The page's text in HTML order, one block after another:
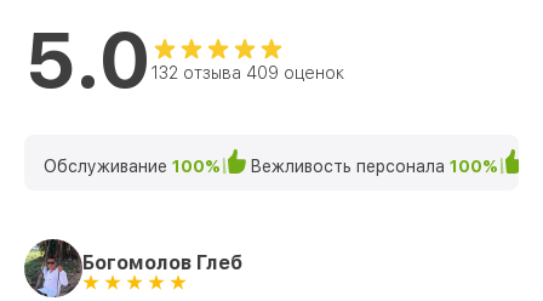
5.0 132 отзыва 409 оценок
Обслуживание 100% Вежливость персонала 100%
Богомолов Глеб